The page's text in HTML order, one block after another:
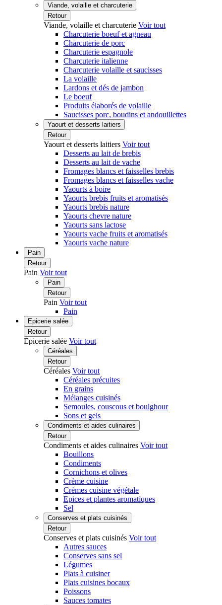
Viande, volaille et charcuterie
Retour
Viande, volaille et charcuterie Voir tout
Charcuterie boeuf et agneau
Charcuterie de porc
Charcuterie espagnole
Charcuterie italienne
Charcuterie volaille et saucisses
La volaille
Lardons et dés de jambon
Le boeuf
Produits élaborés de volaille
Saucisses porc, boudins et andouillettes
Yaourt et desserts laitiers
Retour
Yaourt et desserts laitiers Voir tout
Desserts au lait de brebis
Desserts au lait de vache
Fromages blancs et faisselles brebis
Fromages blancs et faisselles vache
Yaourts à boire
Yaourts brebis fruits et aromatisés
Yaourts brebis nature
Yaourts chevre nature
Yaourts sans lactose
Yaourts vache fruits et aromatisés
Yaourts vache nature
Pain
Retour
Pain Voir tout
Pain
Retour
Pain Voir tout
Pain
Epicerie salée
Retour
Epicerie salée Voir tout
Céréales
Retour
Céréales Voir tout
Céréales précuites
En grains
Mélanges cuisinés
Semoules, couscous et boulghour
Sons et gels
Condiments et aides culinaires
Retour
Condiments et aides culinaires Voir tout
Bouillons
Condiments
Cornichons et olives
Crème cuisine
Crèmes cuisine végétale
Epices et plantes aromatiques
Sel
Conserves et plats cuisinés
Retour
Conserves et plats cuisinés Voir tout
Autres sauces
Conserves sans sel
Légumes
Plats à cuisiner
Plats cuisines bocaux
Poissons
Sauces tomates